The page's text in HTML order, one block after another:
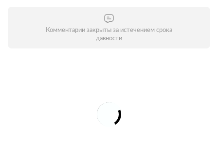
Комментарии закрыты за истечением срока
давности